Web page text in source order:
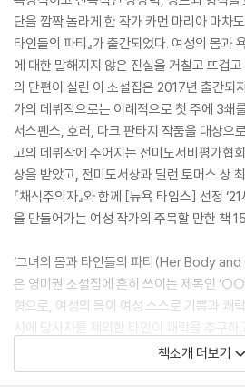
단을 깜짝 놀라게 한 작가 카먼 마리아 마차
타인들의 파티』가 출간되었다. 여성의 몸과
에 대한 말해지지 않은 진실을 거칠고 뜨겁
의 단편이 실린 이 소설집은 2017년 출간되
가의 데뷔작으로는 이례적으로 첫 주에 3쇄
서스펜스, 호러, 다크 판타지 작품을 대상으
고의 데뷔작에 주어지는 전미도서비평가협
상을 받았고, 전미도서상과 딜런 토머스 상
『채식주의자』와 함께 [뉴욕 타임스] 선정
을 만들어가는 여성 작가의 주목할 만한 책
‘그녀의 몸과 타인들의 파티(Her Body
은 영미권 소설집에 흔히 쓰이는 제목인
형으로, 여성의 몸이 여성 스스로 기쁨과 쾌
시에 당사자를 제외한 타인이 쾌락을 추구하
중의적인 의미를 지닌다. 제목이 가진 이 모
편의 단편 전체를 관통하며 강렬한 에너지
책소개 더보기